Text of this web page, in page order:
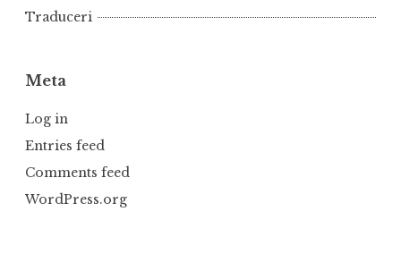
Traduceri
Meta
Log in
Entries feed
Comments feed
WordPress.org